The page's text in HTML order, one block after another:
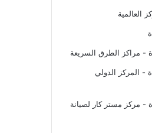
العالمية
- مراكز الطرق السريعة
- المركز الدولي
- مركز مستر كار لصيانة